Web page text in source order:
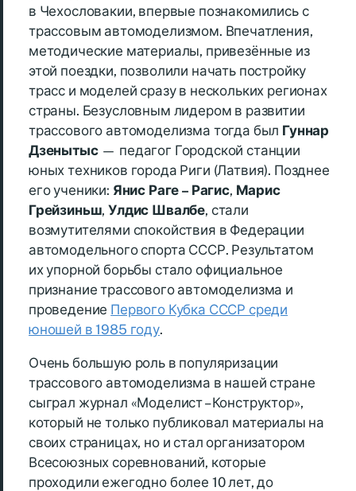
в Чехословакии, впервые познакомились с
трассовым автомоделизмом. Впечатления,
методические материалы, привезённые из
этой поездки, позволили начать постройку
трасс и моделей сразу в нескольких регионах
страны. Безусловным лидером в развитии
трассового автомоделизма тогда был Гуннар
Дзенытыс— педагог Городской станции
юных техников города Риги (Латвия). Позднее
его ученики: Янис Раге – Рагис, Марис
Грейзиньш,Улдис Швалбе, стали
возмутителями спокойствия в Федерации
автомодельного спорта СССР. Результатом
их упорной борьбы стало официальное
признание трассового автомоделизма и
проведение Первого Кубка СССР среди
юношей в 1985 году.
Очень большую роль в популяризации
трассового автомоделизма в нашей стране
сыграл журнал «Моделист – Конструктор»,
который не только публиковал материалы на
своих страницах, но и стал организатором
Всесоюзных соревнований, которые
проходили ежегодно более 10 лет, до